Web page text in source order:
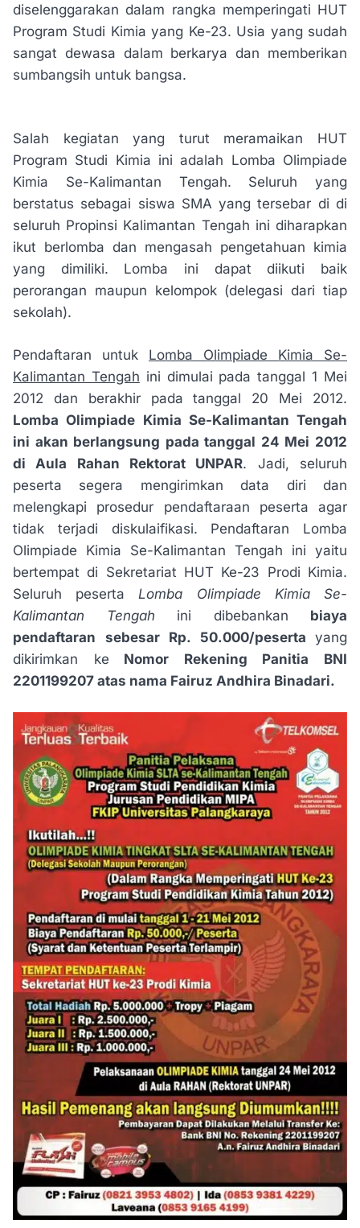
diselenggarakan dalam rangka memperingati HUT
Program Studi Kimia yang Ke-23. Usia yang sudah
sangat dewasa dalam berkarya dan memberikan
sumbangsih untuk bangsa.
Salah kegiatan yang turut meramaikan HUT
Program Studi Kimia ini adalah Lomba Olimpiade
Kimia Se-Kalimantan Tengah. Seluruh yang
berstatus sebagai siswa SMA yang tersebar di di
seluruh Propinsi Kalimantan Tengah ini diharapkan
ikut berlomba dan mengasah pengetahuan kimia
yang dimiliki. Lomba ini dapat diikuti baik
perorangan maupun kelompok (delegasi dari tiap
sekolah).
Pendaftaran untuk Lomba Olimpiade Kimia Se-
Kalimantan Tengah ini dimulai pada tanggal 1 Mei
2012 dan berakhir pada tanggal 20 Mei 2012.
Lomba Olimpiade Kimia Se-Kalimantan Tengah
ini akan berlangsung pada tanggal 24 Mei 2012
di Aula Rahan Rektorat UNPAR. Jadi, seluruh
peserta segera mengirimkan data diri dan
melengkapi prosedur pendaftaraan peserta agar
tidak terjadi diskulaifikasi. Pendaftaran Lomba
Olimpiade Kimia Se-Kalimantan Tengah ini yaitu
bertempat di Sekretariat HUT Ke-23 Prodi Kimia.
Seluruh peserta Lomba Olimpiade Kimia Se-
Kalimantan Tengah ini dibebankan biaya
pendaftaran sebesar Rp. 50.000/peserta yang
dikirimkan ke Nomor Rekening Panitia BNI
2201199207 atas nama Fairuz Andhira Binadari.